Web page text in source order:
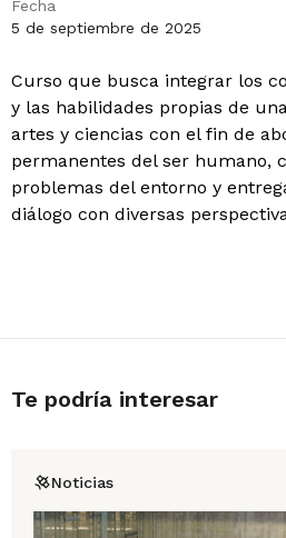
Fecha
5 de septiembre de 2025
Curso que busca integrar los
y las habilidades propias de
artes y ciencias con el fin de
permanentes del ser humano,
problemas del entorno y
diálogo con diversas
Te podría interesar
Noticias